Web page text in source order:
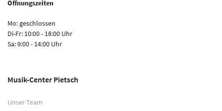
Öffnungszeiten
Mo: geschlossen
Di-Fr: 10:00 - 18:00 Uhr
Sa: 9:00 - 14:00 Uhr
Musik-Center Pietsch
Unser Team